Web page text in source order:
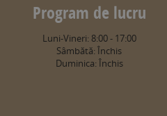
Program de lucru
Luni-Vineri: 8:00 - 17:00
Sâmbătă: Închis
Duminica: Închis